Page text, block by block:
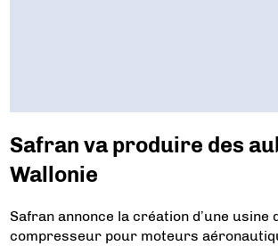
Safran va produire des
Wallonie
Safran annonce la création d’une usine
compresseur pour moteurs